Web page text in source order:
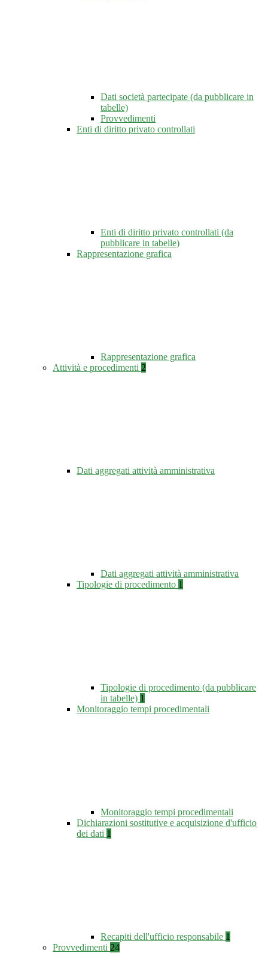
Dati società partecipate (da pubblicare in
tabelle)
Provvedimenti
Enti di diritto privato controllati
Enti di diritto privato controllati (da
pubblicare in tabelle)
Rappresentazione grafica
Rappresentazione grafica
Attività e procedimenti 2
Dati aggregati attività amministrativa
Dati aggregati attività amministrativa
Tipologie di procedimento 1
Tipologie di procedimento (da pubblicare
in tabelle) 1
Monitoraggio tempi procedimentali
Monitoraggio tempi procedimentali
Dichiarazioni sostitutive e acquisizione d'ufficio
dei dati 1
Recapiti dell'ufficio responsabile 1
Provvedimenti 24